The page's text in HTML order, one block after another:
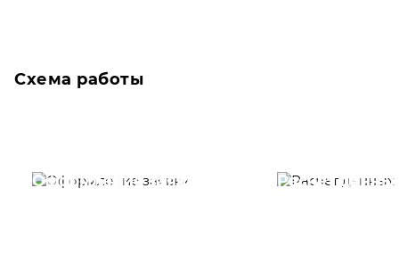
Схема работы
Оформление заявки Расчет